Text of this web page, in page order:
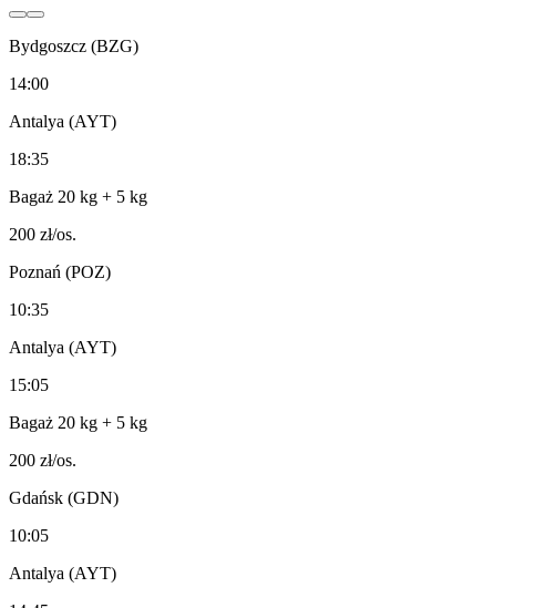
Bydgoszcz (BZG)
14:00
Antalya (AYT)
18:35
Bagaż 20 kg + 5 kg
200 zł/os.
Poznań (POZ)
10:35
Antalya (AYT)
15:05
Bagaż 20 kg + 5 kg
200 zł/os.
Gdańsk (GDN)
10:05
Antalya (AYT)